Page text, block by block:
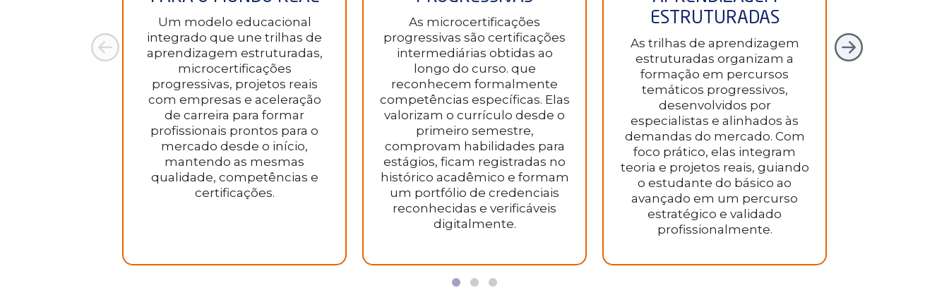
Um modelo educacional
integrado que une trilhas de
aprendizagem estruturadas,
microcertificações
progressivas, projetos reais
com empresas e aceleração
de carreira para formar
profissionais prontos para o
mercado desde o início,
mantendo as mesmas
qualidade, competências e
certificações.
As microcertificações
progressivas são certificações
intermediárias obtidas ao
longo do curso. que
reconhecem formalmente
competências específicas. Elas
valorizam o currículo desde o
primeiro semestre,
comprovam habilidades para
estágios, ficam registradas no
histórico acadêmico e formam
um portfólio de credenciais
reconhecidas e verificáveis
digitalmente.
ESTRUTURADAS
As trilhas de aprendizagem
estruturadas organizam a
formação em percursos
temáticos progressivos,
desenvolvidos por
especialistas e alinhados às
demandas do mercado. Com
foco prático, elas integram
teoria e projetos reais, guiando
o estudante do básico ao
avançado em um percurso
estratégico e validado
profissionalmente.
A